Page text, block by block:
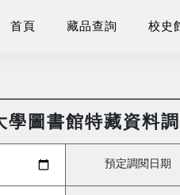
首頁 藏品查詢 校史
學圖書館特藏資料
預定調閱日期